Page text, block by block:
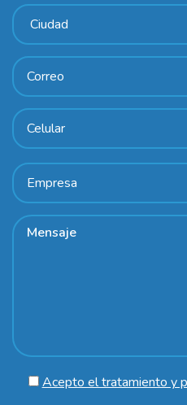
Acepto el tratamiento y